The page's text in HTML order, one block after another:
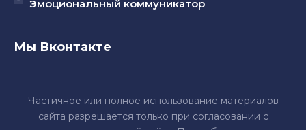
Эмоциональный коммуникатор
Мы Вконтакте
Частичное или полное использование материалов
сайта разрешается только при согласовании с